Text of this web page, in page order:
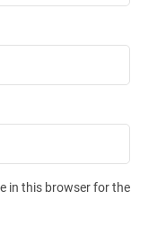
in this browser for the